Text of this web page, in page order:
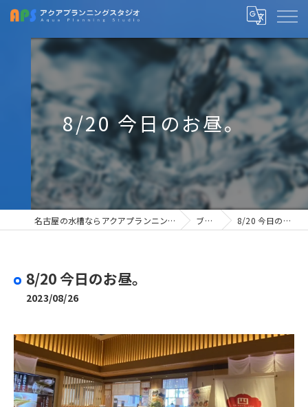
8/20 今日のお昼。
名古屋の水槽ならアクアプランニングスタジオ ブログ 8/20 今日のお昼。
8/20 今日のお昼。
2023/08/26